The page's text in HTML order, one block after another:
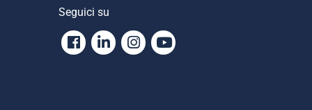
Seguici su
Facebook
LinkedinInstagram
Youtube